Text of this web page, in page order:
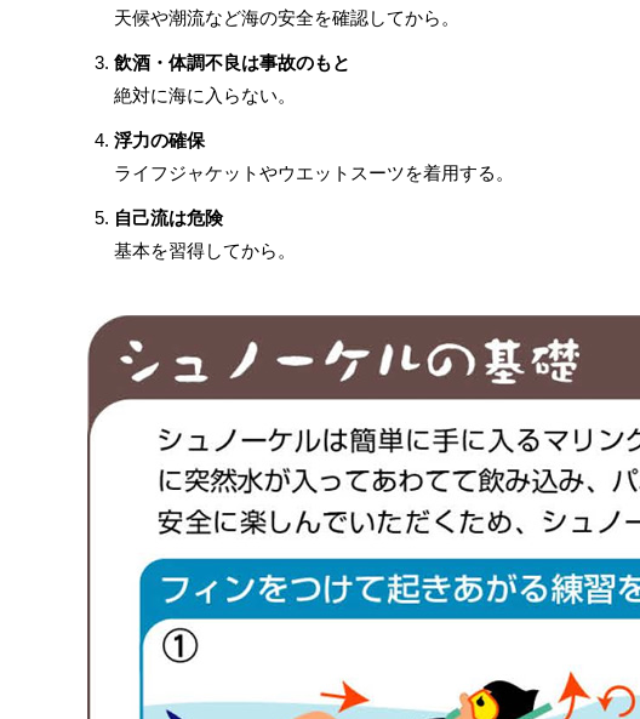
天候や潮流など海の安全を確認してから。
飲酒・体調不良は事故のもと
絶対に海に入らない。
浮力の確保
ライフジャケットやウエットスーツを着用する。
自己流は危険
基本を習得してから。